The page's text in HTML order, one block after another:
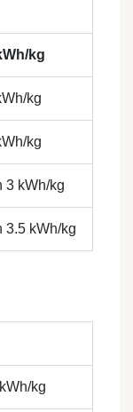
kg
kg
kg
3 kWh/kg
3.5 kWh/kg
kg